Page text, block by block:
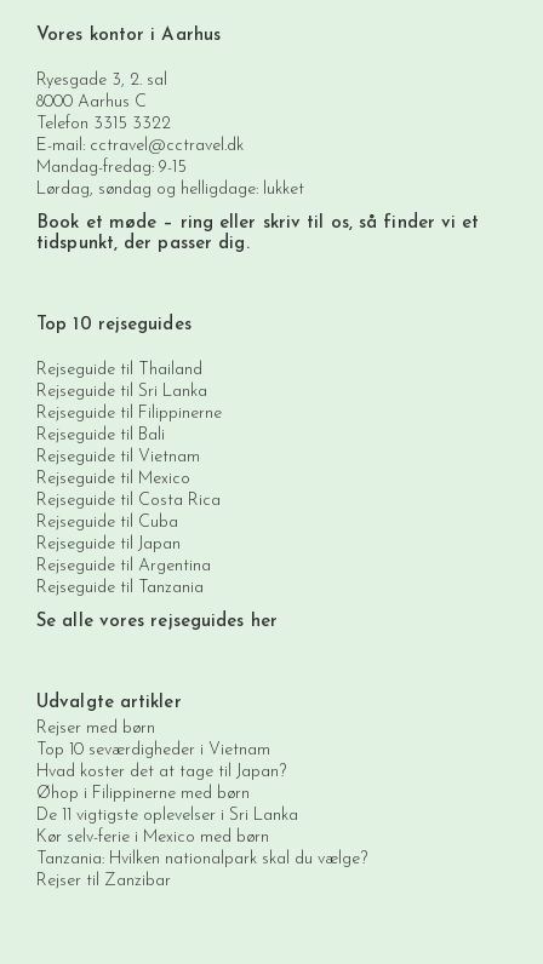
Vores kontor i Aarhus
Ryesgade 3, 2. sal
8000 Aarhus C
Telefon 3315 3322
E-mail: cctravel@cctravel.dk
Mandag-fredag: 9-15
Lørdag, søndag og helligdage: lukket
Book et møde – ring eller skriv til os, så finder vi et
tidspunkt, der passer dig.
Top 10 rejseguides
Rejseguide til Thailand
Rejseguide til Sri Lanka
Rejseguide til Filippinerne
Rejseguide til Bali
Rejseguide til Vietnam
Rejseguide til Mexico
Rejseguide til Costa Rica
Rejseguide til Cuba
Rejseguide til Japan
Rejseguide til Argentina
Rejseguide til Tanzania
Se alle vores rejseguides her
Udvalgte artikler
Rejser med børn
Top 10 seværdigheder i Vietnam
Hvad koster det at tage til Japan?
Øhop i Filippinerne med børn
De 11 vigtigste oplevelser i Sri Lanka
Kør selv-ferie i Mexico med børn
Tanzania: Hvilken nationalpark skal du vælge?
Rejser til Zanzibar